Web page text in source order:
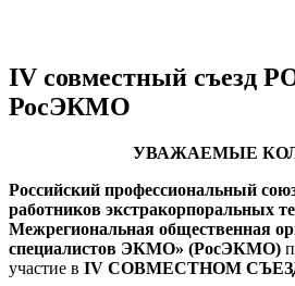
IV совместный съезд
РосЭКМО
УВАЖАЕМЫЕ
Российский профессиональный
работников экстракорпоральных
Межрегиональная общественная
специалистов ЭКМО» (РосЭКМО)
участие в IV СОВМЕСТНОМ